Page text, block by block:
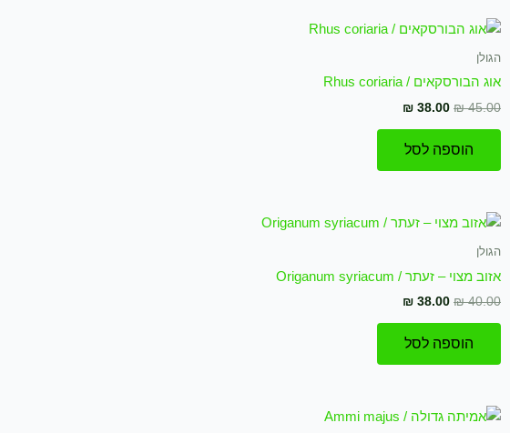
הגולן
אוג הבורסקאים / Rhus coriaria
₪45.00
המחיר
המקורי
₪ 38.00
המחיר
הוספה לסל
הגולן
אזוב מצוי – זעתר / Origanum syriacum
₪40.00
המחיר
₪ 38.00
המחיר
הוספה לסל